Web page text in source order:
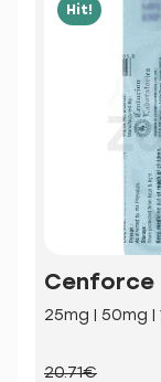
Hit!
Cenforce
25mg | 50mg |
20.71€